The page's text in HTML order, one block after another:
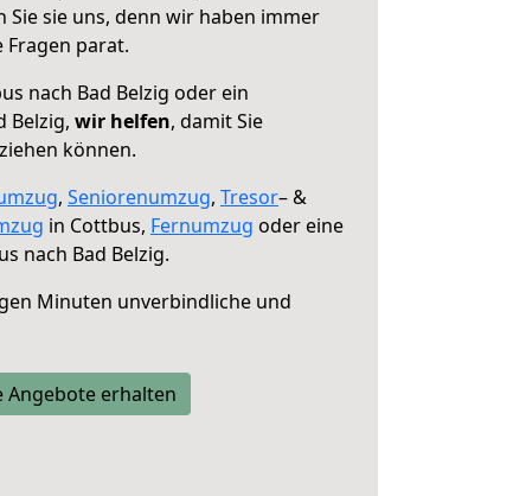
Sie sie uns, denn wir haben immer
parat.
nach Bad Belzig oder ein
Belzig, wir helfen, damit Sie
können.
, Seniorenumzug, Tresor– &
in Cottbus, Fernumzug oder eine
nach Bad Belzig.
Minuten unverbindliche und
Angebote erhalten